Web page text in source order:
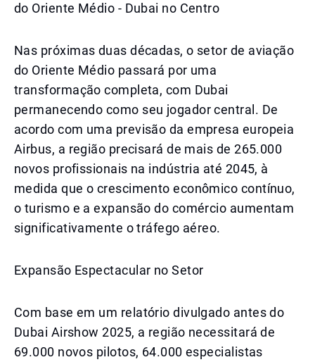
do Oriente Médio - Dubai no Centro
Nas próximas duas décadas, o setor de aviação
do Oriente Médio passará por uma
transformação completa, com Dubai
permanecendo como seu jogador central. De
acordo com uma previsão da empresa europeia
Airbus, a região precisará de mais de 265.000
novos profissionais na indústria até 2045, à
medida que o crescimento econômico contínuo,
o turismo e a expansão do comércio aumentam
significativamente o tráfego aéreo.
Expansão Espectacular no Setor
Com base em um relatório divulgado antes do
Dubai Airshow 2025, a região necessitará de
69.000 novos pilotos, 64.000 especialistas